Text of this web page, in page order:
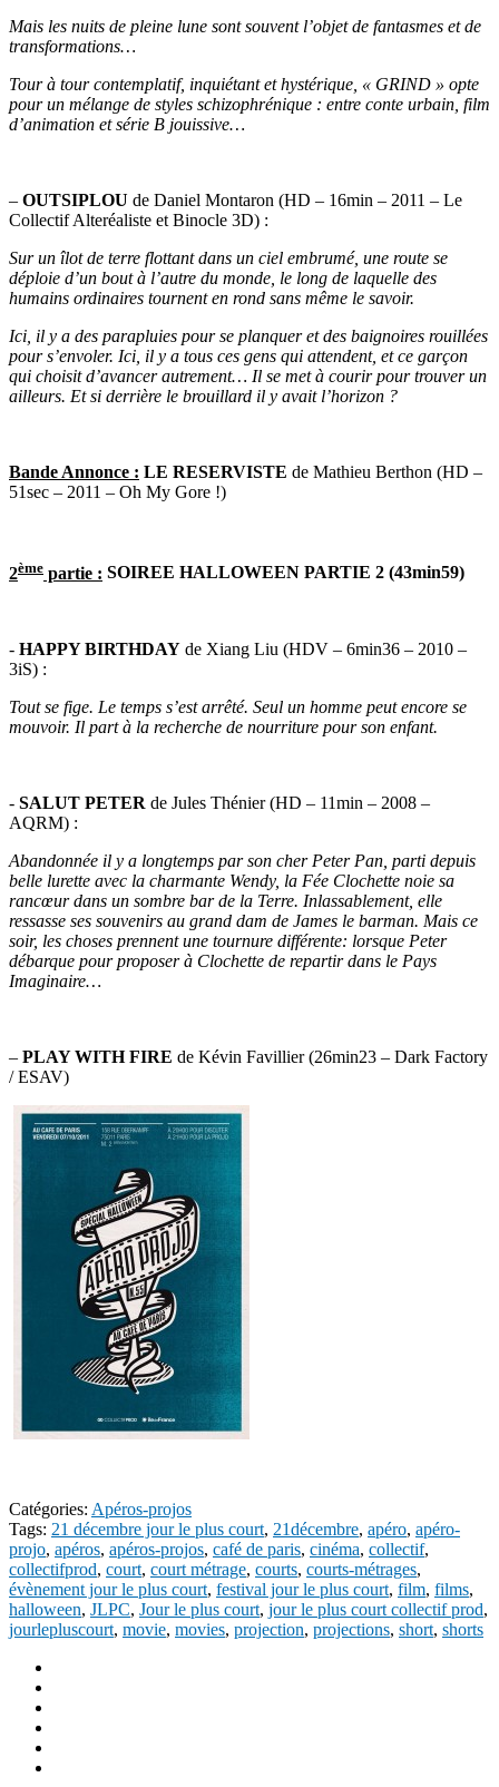
Mais les nuits de pleine lune sont souvent l’objet de fantasmes et de
transformations…
Tour à tour contemplatif, inquiétant et hystérique, « GRIND » opte
pour un mélange de styles schizophrénique : entre conte urbain, film
d’animation et série B jouissive…
– OUTSIPLOU de Daniel Montaron (HD – 16min – 2011 – Le
Collectif Alteréaliste et Binocle 3D) :
Sur un îlot de terre flottant dans un ciel embrumé, une route se
déploie d’un bout à l’autre du monde, le long de laquelle des
humains ordinaires tournent en rond sans même le savoir.
Ici, il y a des parapluies pour se planquer et des baignoires rouillées
pour s’envoler. Ici, il y a tous ces gens qui attendent, et ce garçon
qui choisit d’avancer autrement… Il se met à courir pour trouver un
ailleurs. Et si derrière le brouillard il y avait l’horizon ?
Bande Annonce : LE RESERVISTE de Mathieu Berthon (HD –
51sec – 2011 – Oh My Gore !)
2ème partie : SOIREE HALLOWEEN PARTIE 2 (43min59)
- HAPPY BIRTHDAY de Xiang Liu (HDV – 6min36 – 2010 –
3iS) :
Tout se fige. Le temps s’est arrêté. Seul un homme peut encore se
mouvoir. Il part à la recherche de nourriture pour son enfant.
- SALUT PETER de Jules Thénier (HD – 11min – 2008 –
AQRM) :
Abandonnée il y a longtemps par son cher Peter Pan, parti depuis
belle lurette avec la charmante Wendy, la Fée Clochette noie sa
rancœur dans un sombre bar de la Terre. Inlassablement, elle
ressasse ses souvenirs au grand dam de James le barman. Mais ce
soir, les choses prennent une tournure différente: lorsque Peter
débarque pour proposer à Clochette de repartir dans le Pays
Imaginaire…
– PLAY WITH FIRE de Kévin Favillier (26min23 – Dark Factory
/ ESAV)
Catégories: Apéros-projos
Tags: 21 décembre jour le plus court, 21décembre, apéro, apéro-
projo, apéros, apéros-projos, café de paris, cinéma, collectif,
collectifprod, court, court métrage, courts, courts-métrages,
évènement jour le plus court, festival jour le plus court, film, films,
halloween, JLPC, Jour le plus court, jour le plus court collectif prod,
jourlepluscourt, movie, movies, projection, projections, short, shorts